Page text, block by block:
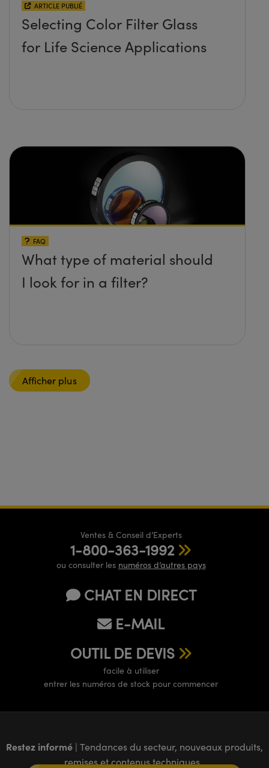
ARTICLE PUBLIÉ
Selecting Color Filter Glass
for Life Science Applications
FAQ
What type of material should
I look for in a filter?
Afficher plus
Ventes & Conseil d’Experts
1-800-363-1992
ou consulter les numéros d’autres pays
CHAT EN DIRECT
E-MAIL
OUTIL DE DEVIS
facile à utiliser
entrer les numéros de stock pour commencer
Restez informé | Tendances du secteur, nouveaux produits,
remises et contenus techniques